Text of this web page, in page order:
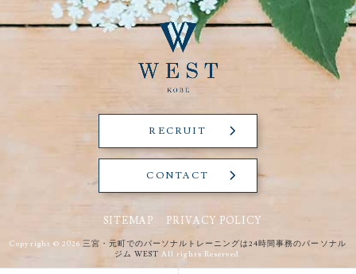
RECRUIT
CONTACT
SITEMAP PRIVACY POLICY
Copyright © 2026 三宮・元町でのパーソナルトレーニングは24時間事務のパーソナル
ジム WEST All rights Reserved.